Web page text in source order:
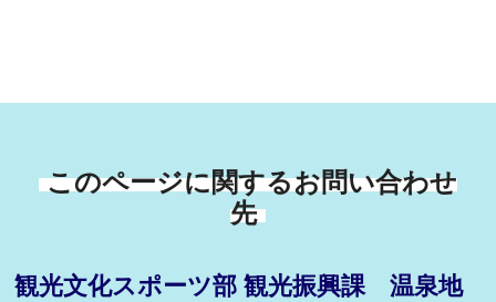
このページに関するお問い合わせ
先
観光文化スポーツ部 観光振興課 温泉地